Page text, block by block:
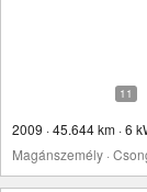
2009 · 45.644 km · 6
Magánszemély ·